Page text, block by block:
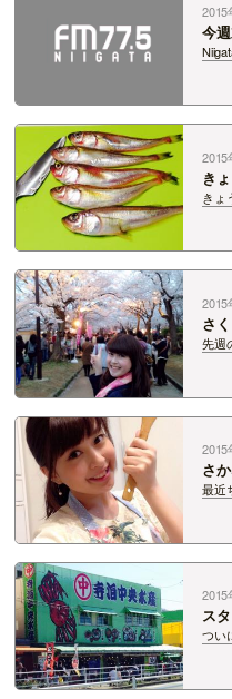
2015
今
ち
一
は、
2015
き
きょ
な…
ォ
ッセ
れな
2015
さ
先週
ま
行
こん
めて
2015
さ
最近
を
う
うに
くて
2015
ス
つい
組
感